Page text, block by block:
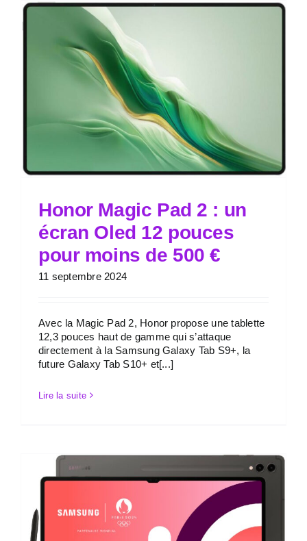
Honor Magic Pad 2 : un
écran Oled 12 pouces
pour moins de 500 €
11 septembre 2024
Avec la Magic Pad 2, Honor propose une tablette
12,3 pouces haut de gamme qui s’attaque
directement à la Samsung Galaxy Tab S9+, la
future Galaxy Tab S10+ et[...]
Lire la suite